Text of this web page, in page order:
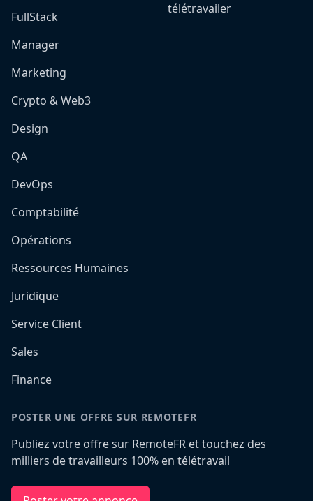
FullStack
Manager
Marketing
Crypto & Web3
Design
QA
DevOps
Comptabilité
Opérations
Ressources Humaines
Juridique
Service Client
Sales
Finance
télétravailer
POSTER UNE OFFRE SUR REMOTEFR
Publiez votre offre sur RemoteFR et touchez des
milliers de travailleurs 100% en télétravail